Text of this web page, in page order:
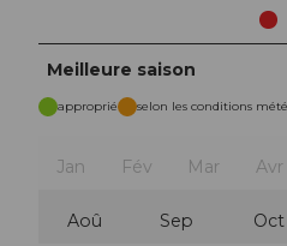
Meilleure saison
approprié selon les conditions
Jan Fév Mar Avr
Aoû Sep Oct